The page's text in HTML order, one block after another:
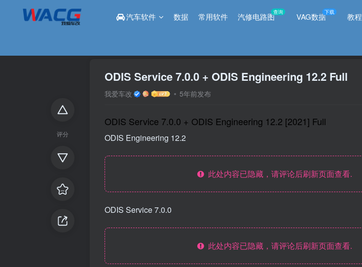
汽车软件 数据 常用软件 汽修电路图查询 VAG数据下载 教程
评分
ODIS Service 7.0.0 + ODIS Engineering 12.2 Full
我爱车改 5年前发布
ODIS Service 7.0.0 + ODIS Engineering 12.2 [2021] Full
ODIS Engineering 12.2
此处内容已隐藏，请评论后刷新页面查看.
ODIS Service 7.0.0
此处内容已隐藏，请评论后刷新页面查看.